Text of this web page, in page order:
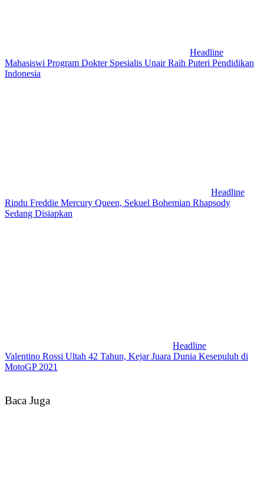
Headline
Mahasiswi Program Dokter Spesialis Unair Raih Puteri Pendidikan
Indonesia
Headline
Rindu Freddie Mercury Queen, Sekuel Bohemian Rhapsody
Sedang Disiapkan
Headline
Valentino Rossi Ultah 42 Tahun, Kejar Juara Dunia Kesepuluh di
MotoGP 2021
Baca Juga